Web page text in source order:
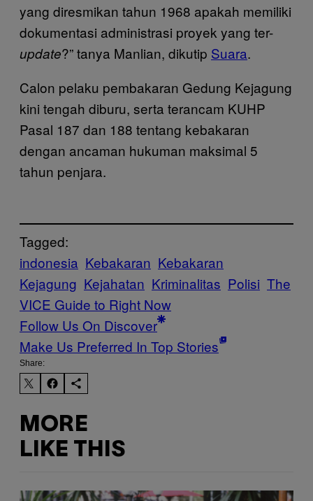
yang diresmikan tahun 1968 apakah memiliki
dokumentasi administrasi proyek yang ter-
update?” tanya Manlian, dikutip Suara.
Calon pelaku pembakaran Gedung Kejagung
kini tengah diburu, serta terancam KUHP
Pasal 187 dan 188 tentang kebakaran
dengan ancaman hukuman maksimal 5
tahun penjara.
Tagged:
indonesia Kebakaran Kebakaran
Kejagung Kejahatan Kriminalitas Polisi The
VICE Guide to Right Now
Follow Us On Discover
Make Us Preferred In Top Stories
Share:
MORE
LIKE THIS